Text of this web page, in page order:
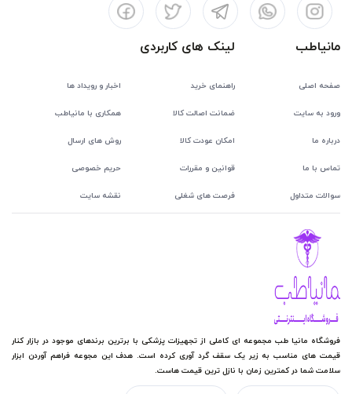
مانیاطب
صفحه اصلی
ورود به سایت
درباره ما
تماس با ما
سوالات متداول
لینک های کاربردی
راهنمای خرید اخبار و رویداد ها
ضمانت اصالت کالا همکاری با مانیاطب
امکان عودت کالا روش های ارسال
قوانین و مقررات حریم خصوصی
فرصت های شغلی نقشه سایت
فروشگاه مانیا طب مجموعه ای کاملی از تجهیزات پزشکی با برترین برندهای موجود در بازار کنار
قیمت های مناسب به زیر یک سقف گرد آوری کرده است. هدف این مجوعه فراهم آوردن ابزار
سلامت شما در کمترین زمان با نازل ترین قیمت هاست.